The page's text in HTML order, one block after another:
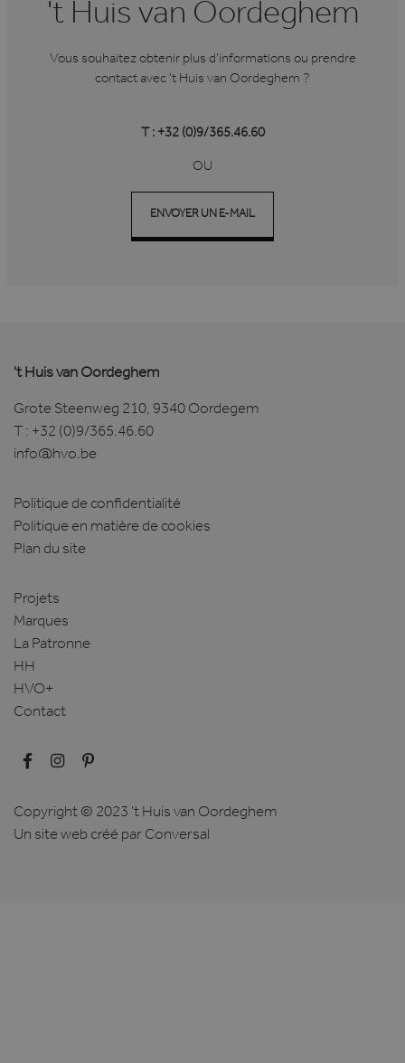
't Huis van Oordeghem
Vous souhaitez obtenir plus d'informations ou prendre
contact avec 't Huis van Oordeghem ?
T : +32 (0)9/365.46.60
OU
ENVOYER UN E-MAIL
't Huis van Oordeghem
Grote Steenweg 210, 9340 Oordegem
T : +32 (0)9/365.46.60
info@hvo.be
Politique de confidentialité
Politique en matière de cookies
Plan du site
Projets
Marques
La Patronne
HH
HVO+
Contact
Copyright © 2023 't Huis van Oordeghem
Un site web créé par Conversal